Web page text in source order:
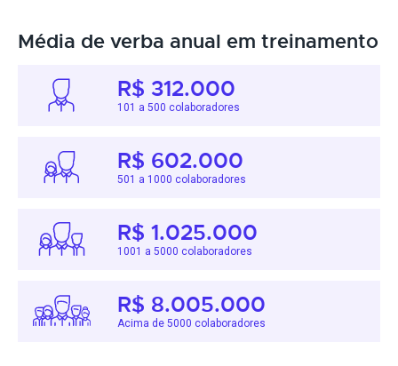
Média de verba anual em treinamento
R$ 312.000
101 a 500 colaboradores
R$ 602.000
501 a 1000 colaboradores
R$ 1.025.000
1001 a 5000 colaboradores
R$ 8.005.000
Acima de 5000 colaboradores